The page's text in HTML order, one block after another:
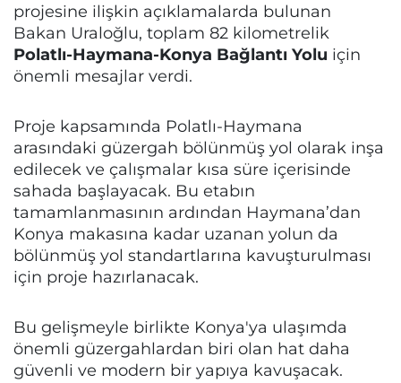
projesine ilişkin açıklamalarda bulunan
Bakan Uraloğlu, toplam 82 kilometrelik
Polatlı-Haymana-Konya Bağlantı Yolu için
önemli mesajlar verdi.
Proje kapsamında Polatlı-Haymana
arasındaki güzergah bölünmüş yol olarak inşa
edilecek ve çalışmalar kısa süre içerisinde
sahada başlayacak. Bu etabın
tamamlanmasının ardından Haymana’dan
Konya makasına kadar uzanan yolun da
bölünmüş yol standartlarına kavuşturulması
için proje hazırlanacak.
Bu gelişmeyle birlikte Konya'ya ulaşımda
önemli güzergahlardan biri olan hat daha
güvenli ve modern bir yapıya kavuşacak.